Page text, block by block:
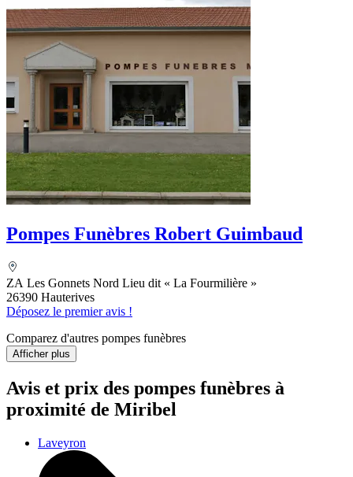
Pompes Funèbres Robert Guimbaud
ZA Les Gonnets Nord Lieu dit « La Fourmilière »
26390 Hauterives
Déposez le premier avis !
Comparez d'autres pompes funèbres
Afficher plus
Avis et prix des pompes funèbres à
proximité de Miribel
Laveyron